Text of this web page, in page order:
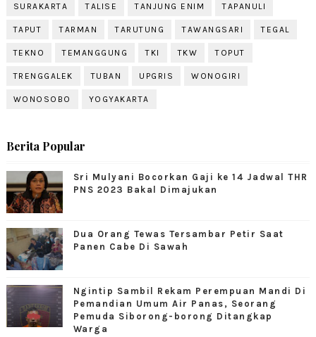
SURAKARTA TALISE TANJUNG ENIM TAPANULI
TAPUT TARMAN TARUTUNG TAWANGSARI TEGAL
TEKNO TEMANGGUNG TKI TKW TOPUT
TRENGGALEK TUBAN UPGRIS WONOGIRI
WONOSOBO YOGYAKARTA
Berita Popular
Sri Mulyani Bocorkan Gaji ke 14 Jadwal THR
PNS 2023 Bakal Dimajukan
Dua Orang Tewas Tersambar Petir Saat
Panen Cabe Di Sawah
Ngintip Sambil Rekam Perempuan Mandi Di
Pemandian Umum Air Panas, Seorang
Pemuda Siborong-borong Ditangkap
Warga